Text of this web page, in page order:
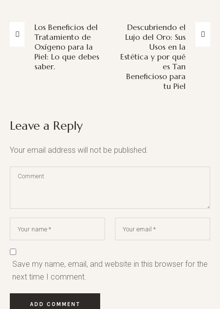
Los Beneficios del
Tratamiento de
Oxígeno para la
Piel: Lo que debes
saber.
Descubriendo el
Lujo del Oro: Sus
Usos en la
Estética y por qué
es Tan
Beneficioso para
tu Piel
Leave a Reply
Your email address will not be published.
Save my name, email, and website in this browser for the
next time I comment.